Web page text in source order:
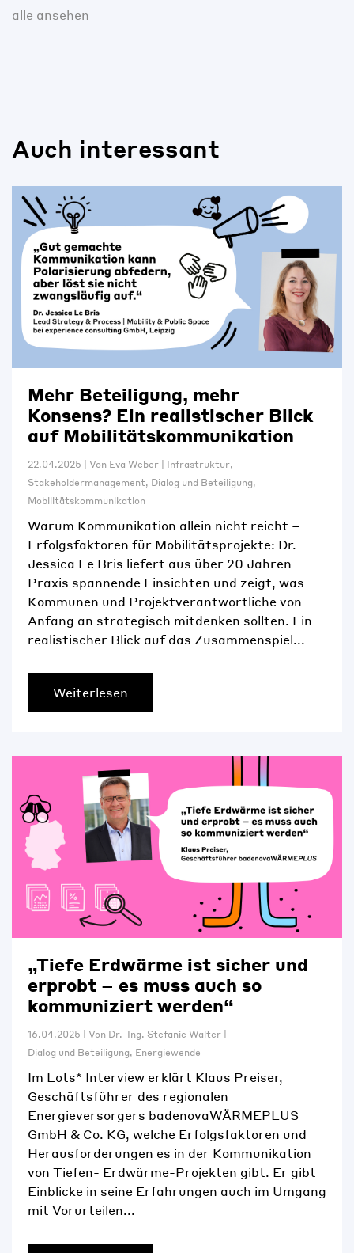
alle ansehen
Auch interessant
Mehr Beteiligung, mehr
Konsens? Ein realistischer Blick
auf Mobilitätskommunikation
22.04.2025 | Von Eva Weber | Infrastruktur,
Stakeholdermanagement, Dialog und Beteiligung,
Mobilitätskommunikation
Warum Kommunikation allein nicht reicht –
Erfolgsfaktoren für Mobilitätsprojekte: Dr.
Jessica Le Bris liefert aus über 20 Jahren
Praxis spannende Einsichten und zeigt, was
Kommunen und Projektverantwortliche von
Anfang an strategisch mitdenken sollten. Ein
realistischer Blick auf das Zusammenspiel...
Weiterlesen
„Tiefe Erdwärme ist sicher und
erprobt – es muss auch so
kommuniziert werden“
16.04.2025 | Von Dr.-Ing. Stefanie Walter |
Dialog und Beteiligung, Energiewende
Im Lots* Interview erklärt Klaus Preiser,
Geschäftsführer des regionalen
Energieversorgers badenovaWÄRMEPLUS
GmbH & Co. KG, welche Erfolgsfaktoren und
Herausforderungen es in der Kommunikation
von Tiefen- Erdwärme-Projekten gibt. Er gibt
Einblicke in seine Erfahrungen auch im Umgang
mit Vorurteilen...